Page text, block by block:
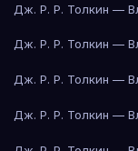
Дж. Р. Р. Толкин —
Дж. Р. Р. Толкин —
Дж. Р. Р. Толкин —
Дж. Р. Р. Толкин —